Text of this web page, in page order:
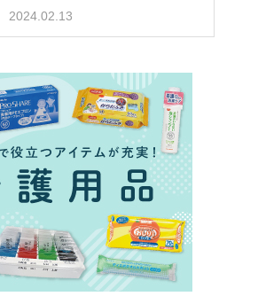
2024.02.13